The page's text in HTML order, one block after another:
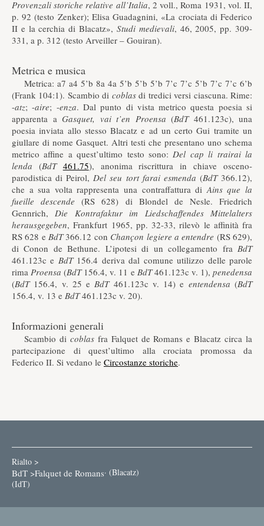
Provenzali storiche relative all’Italia, 2 voll., Roma 1931, vol. II,
p. 92 (testo Zenker); Elisa Guadagnini, «La crociata di Federico
II e la cerchia di Blacatz», Studi medievali, 46, 2005, pp. 309-
331, a p. 312 (testo Arveiller – Gouiran).
Metrica e musica
Metrica: a7 a4 5’b 8a 4a 5’b 5’b 5’b 7’c 7’c 5’b 7’c 7’c 6’b
(Frank 104:1). Scambio di coblasdi tredici versi ciascuna. Rime:
-atz; -aire; -enza. Dal punto di vista metrico questa poesia si
apparenta a Gasquet, vai t’en Proensa (BdT 461.123c), una
poesia inviata allo stesso Blacatz e ad un certo Gui tramite un
giullare di nome Gasquet. Altri testi che presentano uno schema
metrico affine a quest’ultimo testo sono:Del cap li trairai la
lenda (BdT 461.75), anonima riscrittura in chiave osceno-
parodistica di Peirol,Del seu tort farai esmenda (BdT366.12),
che a sua volta rappresenta una contraffattura diAins que la
fueille descende(RS 628) di Blondel de Nesle. Friedrich
Gennrich,Die Kontrafaktur im Liedschaffendes Mittelalters
herausgegeben, Frankfurt 1965, pp. 32-33, rilevò le affinità fra
RS 628 eBdT366.12 con Chançon legiere a entendre (RS 629),
di Conon de Bethune. L’ipotesi di un collegamento fra BdT
461.123c e BdT 156.4 deriva dal comune utilizzo delle parole
rimaProensa (BdT156.4, v. 11 e BdT461.123c v. 1),penedensa
(BdT 156.4, v. 25 eBdT 461.123c v. 14) e entendensa(BdT
156.4, v. 13 e BdT461.123c v. 20).
Informazioni generali
Scambio di coblasfra Falquet de Romans e Blacatz circa la
partecipazione di quest’ultimo alla crociata promossa da
Federico II. Si vedano le Circostanze storiche.
Rialto >
BdT >Falquet de Romans· (Blacatz)
(IdT)